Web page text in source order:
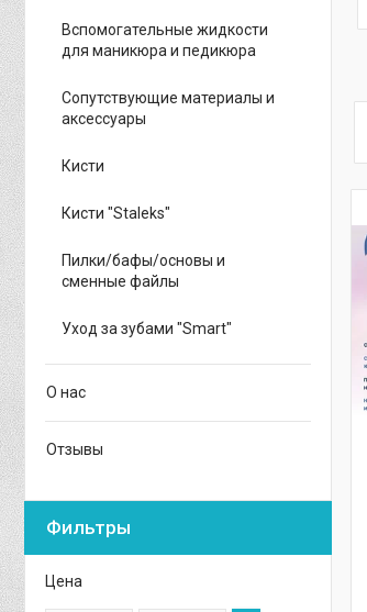
Вспомогательные жидкости
для маникюра и педикюра
Сопутствующие материалы и
аксессуары
Кисти
Кисти "Staleks"
Пилки/бафы/основы и
сменные файлы
Уход за зубами "Smart"
О нас
Отзывы
Фильтры
Цена